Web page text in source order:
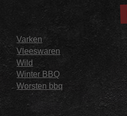
Varken
Vleeswaren
Wild
Winter BBQ
Worsten bbq